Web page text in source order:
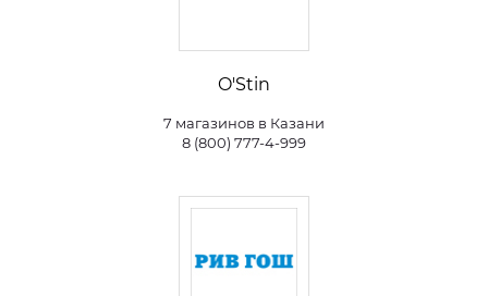
O'Stin
7 магазинов в Казани
8 (800) 777-4-999